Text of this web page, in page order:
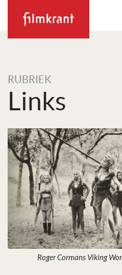
RUBRIEK
Links
Roger Cormans Viking